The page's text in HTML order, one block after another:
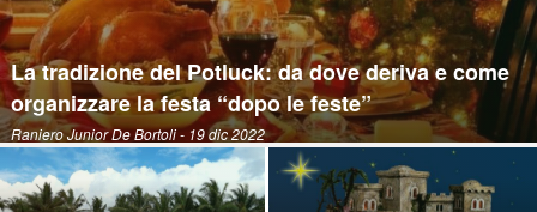
La tradizione del Potluck: da dove deriva e come
organizzare la festa “dopo le feste”
Raniero Junior De Bortoli- 19 dic 2022